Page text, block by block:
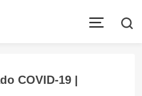
open
menu
COVID-19 |